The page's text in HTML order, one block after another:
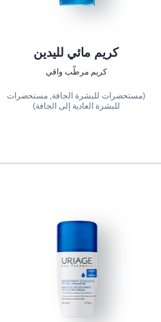
كريم مائي لليدين
كريم مرطّب واقي
(مستحضرات للبشرة الجافة, مستحضرات
للبشرة العادية إلى الجافة)